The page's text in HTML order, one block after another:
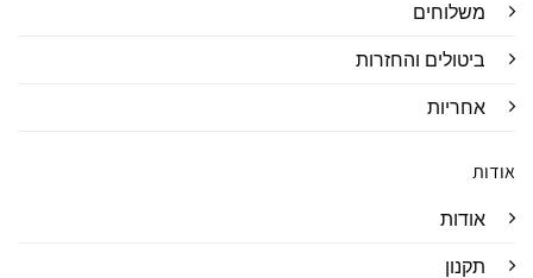
משלוחים
ביטולים והחזרות
אחריות
אודות
אודות
תקנון